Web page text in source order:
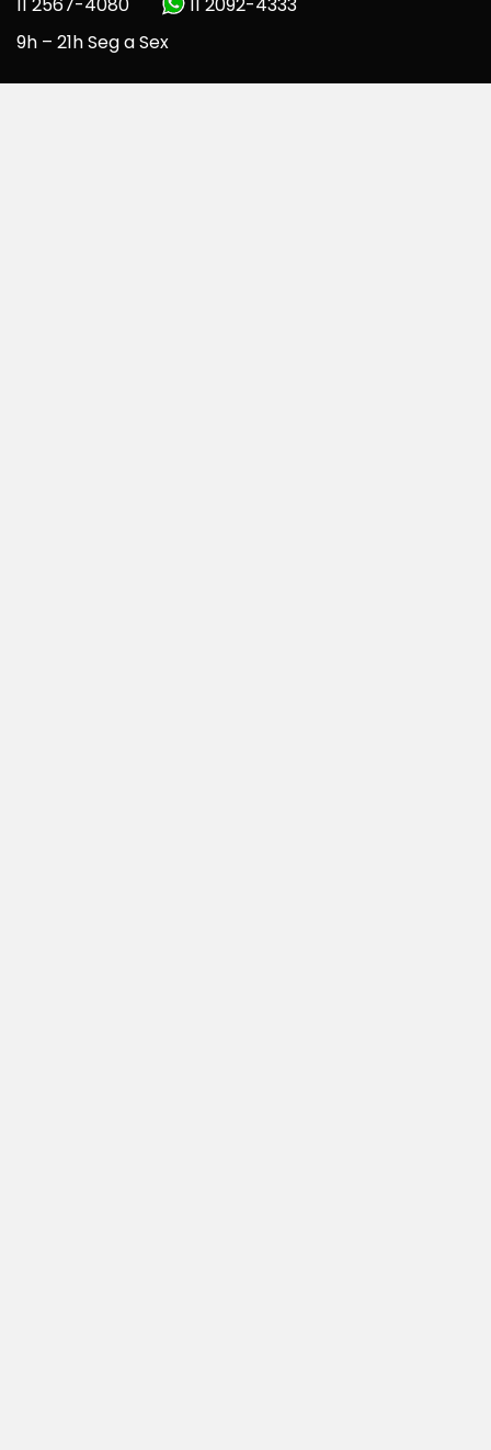
11 2567-4080
11 2092-4333
9h – 21h Seg a Sex